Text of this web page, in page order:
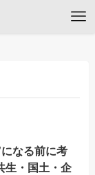
なる前に考
生・国土・企